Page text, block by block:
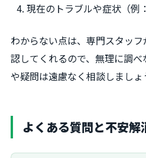
現在のトラブルや症状（例
わからない点は、専門スタッ
認してくれるので、無理に調
や疑問は遠慮なく相談しましょ
よくある質問と不安解